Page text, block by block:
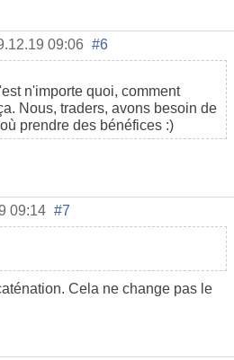
09:06 #6
n'importe quoi, comment
Nous, traders, avons besoin de
prendre des bénéfices :)
09:14 #7
Cela ne change pas le